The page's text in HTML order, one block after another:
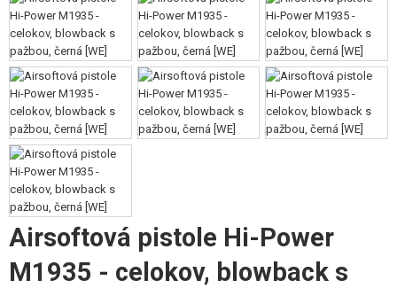
SERVIS A ÚDRŽBA ZBRANÍ
SEBEOBRANA, VÝCVIK, NOŽE
TERČE, STŘELNICE
OUTDOOR A BUSHCRAFT
JÍDLO
STAVEBNICE, MODELY
REKLAMNÍ PŘEDMĚTY
Airsoftová pistole Hi-Power
M1935 - celokov, blowback s